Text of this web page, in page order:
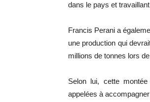
dans le pays et
Francis Perani a
une production qui
millions de tonnes lors
Selon lui, cette
appelées à